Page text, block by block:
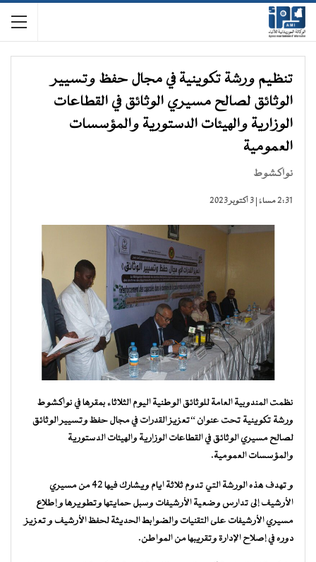
تنظيم ورشة تكوينية في مجال حفظ وتسيير
الوثائق لصالح مسيري الوثائق في القطاعات
الوزارية والهيئات الدستورية والمؤسسات
العمومية
نواكشوط
2:31 مساءً | 3 أكتوبر 2023
نظمت المندوبية العامة للوثائق الوطنية اليوم الثلاثاء بمقرها في نواكشوط
ورشة تكوينية تحت عنوان “تعزيز القدرات في مجال حفظ وتسيير الوثائق
لصالح مسيري الوثائق في القطاعات الوزارية والهيئات الدستورية
والمؤسسات العمومية.
و تهدف هذه الورشة التي تدوم ثلاثة ايام ويشارك فيها 42 من مسيري
الأرشيف إلى تدارس وضعية الأرشيفات وسبل حمايتها وتطويرها و إطلاع
مسيري الأرشيفات على التقنيات والضوابط الحديثة لحفظ الأرشيف و تعزيز
دوره في إصلاح الإدارة وتقريبها من المواطن.